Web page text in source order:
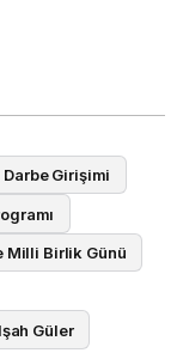
Girişimi
Milli Birlik Günü
Güler